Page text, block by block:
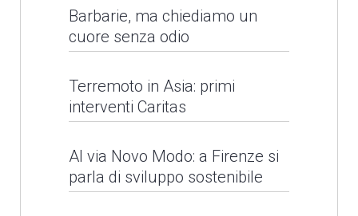
Alluvioni in Sri Lanka
Barbarie, ma chiediamo un
cuore senza odio
Barbarie, ma chiediamo
un cuore senza odio
LEGGI NEWS
Terremoto in Asia: primi
interventi Caritas
Al via Novo Modo: a Firenze si
parla di sviluppo sostenibile